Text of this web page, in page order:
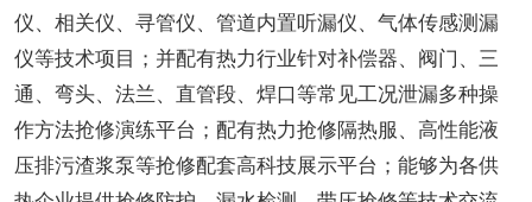
仪、相关仪、寻管仪、管道内置听漏仪、气体传感测漏
仪等技术项目；并配有热力行业针对补偿器、阀门、三
通、弯头、法兰、直管段、焊口等常见工况泄漏多种操
作方法抢修演练平台；配有热力抢修隔热服、高性能液
压排污渣浆泵等抢修配套高科技展示平台；能够为各供